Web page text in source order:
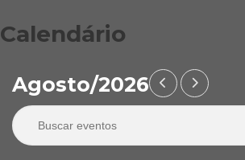
Calendário
Agosto/2026